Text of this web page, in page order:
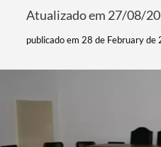
Atualizado em 27/08/
publicado em 28 de February de